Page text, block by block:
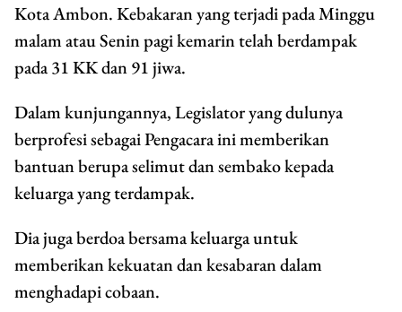
Kota Ambon. Kebakaran yang terjadi pada Minggu
malam atau Senin pagi kemarin telah berdampak
pada 31 KK dan 91 jiwa.
Dalam kunjungannya, Legislator yang dulunya
berprofesi sebagai Pengacara ini memberikan
bantuan berupa selimut dan sembako kepada
keluarga yang terdampak.
Dia juga berdoa bersama keluarga untuk
memberikan kekuatan dan kesabaran dalam
menghadapi cobaan.